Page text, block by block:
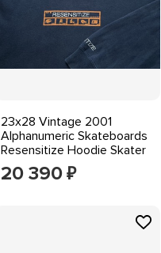
23x28 Vintage 2001
Alphanumeric Skateboards
Resensitize Hoodie Skater
Y2k 2000s
20 390 ₽